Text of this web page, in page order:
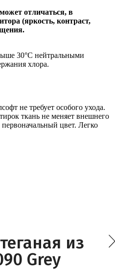
отличаться, в
(яркость, контраст,
30°С нейтральными
хлора.
не требует особого ухода.
ткань не меняет внешнего
первоначальный цвет. Легко
из
Grey